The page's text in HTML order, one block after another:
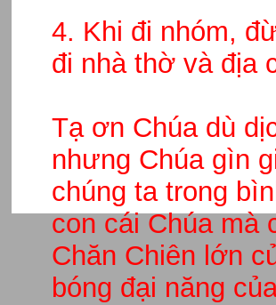
4. Khi đi nhóm,
đi nhà thờ và địa
Tạ ơn Chúa dù
nhưng Chúa gìn
chúng ta trong
con cái Chúa mà
Chăn Chiên lớn
bóng đại năng